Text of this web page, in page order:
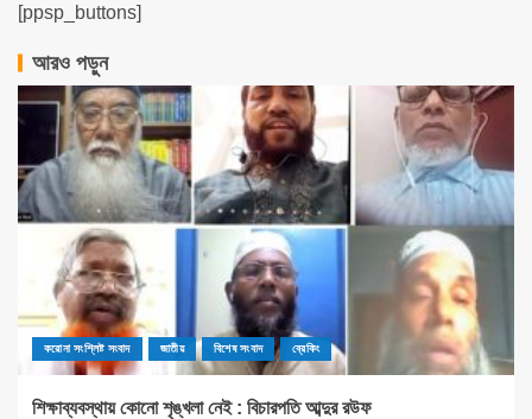
[ppsp_buttons]
আরও পড়ুন
করোনা সংশ্লিষ্ট সংবাদ জাতীয় বিশেষ সংবাদ ব্রেকিং
শিক্ষাব্যবস্থায় কোনো শৃঙ্খলা নেই : বিচারপতি আব্দুর রউফ